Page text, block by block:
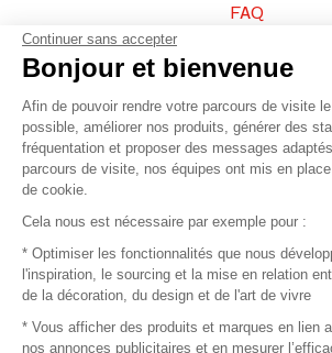
FAQ
Vendez vos produits
Plan du site
© 2016 –Organisation
Recrutement
Continuer sans accepter
Bonjour et bienvenue
Afin de pouvoir rendre votre parcours de visite
possible, améliorer nos produits, générer des
fréquentation et proposer des messages
parcours de visite, nos équipes ont mis en
de cookie.
Cela nous est nécessaire par exemple pour :
* Optimiser les fonctionnalités que nous
l'inspiration, le sourcing et la mise en relation
de la décoration, du design et de l'art de vivre
* Vous afficher des produits et marques en lien
nos annonces publicitaires et en mesurer